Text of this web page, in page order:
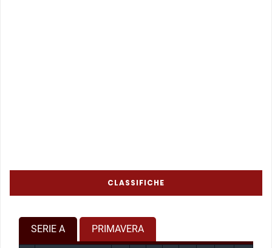
CLASSIFICHE
SERIE A PRIMAVERA